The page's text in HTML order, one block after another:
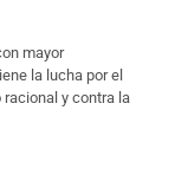
mayor
la lucha por el
y contra la